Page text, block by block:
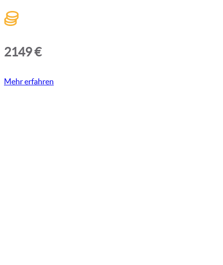
2149 €
Mehr erfahren